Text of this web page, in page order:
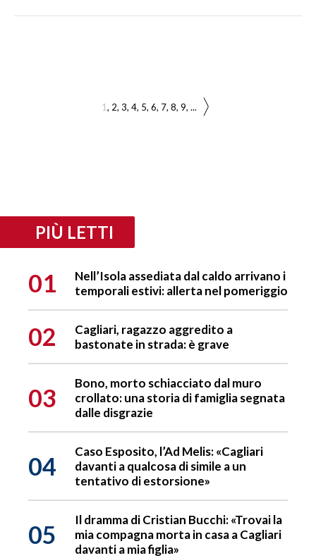
1 2 3 4 5 6 7 8 9 ...
PIÙ LETTI
01
Nell’Isola assediata dal caldo arrivano i
temporali estivi: allerta nel pomeriggio
02
Cagliari, ragazzo aggredito a
bastonate in strada: è grave
03
Bono, morto schiacciato dal muro
crollato: una storia di famiglia segnata
dalle disgrazie
04
Caso Esposito, l’Ad Melis: «Cagliari
davanti a qualcosa di simile a un
tentativo di estorsione»
05
Il dramma di Cristian Bucchi: «Trovai la
mia compagna morta in casa a Cagliari
davanti a mia figlia»